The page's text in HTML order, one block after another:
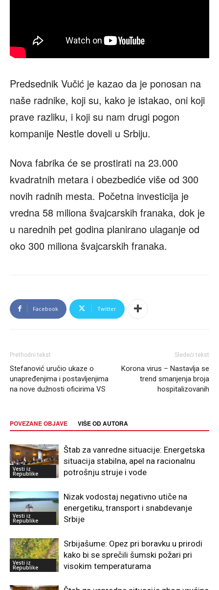
Predsednik Vučić je kazao da je ponosan na
naše radnike, koji su, kako je istakao, oni koji
prave razliku, i koji su nam drugi pogon
kompanije Nestle doveli u Srbiju.
Nova fabrika će se prostirati na 23.000
kvadratnih metara i obezbediće više od 300
novih radnih mesta. Početna investicija je
vredna 58 miliona švajcarskih franaka, dok je
u narednih pet godina planirano ulaganje od
oko 300 miliona švajcarskih franaka.
Facebook Twitter
Prethodni tekst
Stefanović uručio ukaze o
unapređenjima i postavljenjima
na nove dužnosti oficirima VS
Sledeći tekst
Korona virus – Nastavlja se
trend smanjenja broja
hospitalizovanih
POVEZANE OBJAVE VIŠE OD AUTORA
Vesti iz
Republike
Štab za vanredne situacije: Energetska
situacija stabilna, apel na racionalnu
potrošnju struje i vode
Vesti iz
Republike
Nizak vodostaj negativno utiče na
energetiku, transport i snabdevanje
Srbije
Vesti iz
Republike
Srbijašume: Opez pri boravku u prirodi
kako bi se sprečili šumski požari pri
visokim temperaturama